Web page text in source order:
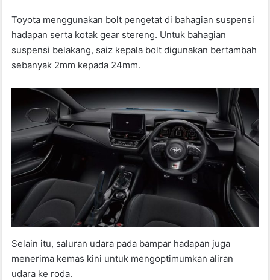
Toyota menggunakan bolt pengetat di bahagian suspensi
hadapan serta kotak gear stereng. Untuk bahagian
suspensi belakang, saiz kepala bolt digunakan bertambah
sebanyak 2mm kepada 24mm.
Selain itu, saluran udara pada bampar hadapan juga
menerima kemas kini untuk mengoptimumkan aliran
udara ke roda.